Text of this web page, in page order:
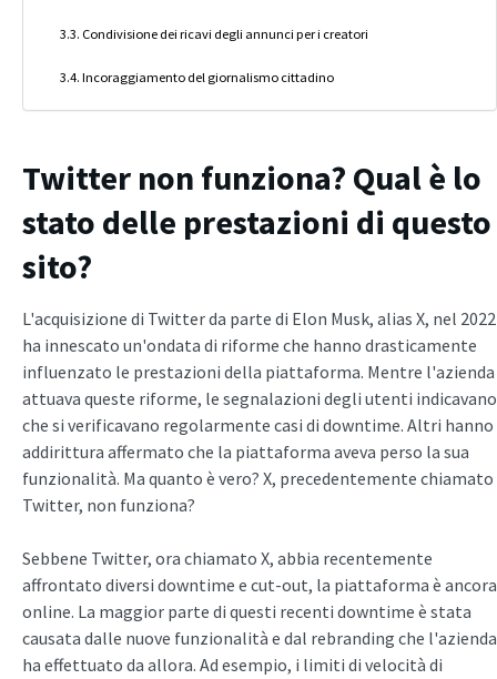
Condivisione dei ricavi degli annunci per i creatori
Incoraggiamento del giornalismo cittadino
Twitter non funziona? Qual è lo
stato delle prestazioni di questo
sito?
L'acquisizione di Twitter da parte di Elon Musk, alias X, nel 2022
ha innescato un'ondata di riforme che hanno drasticamente
influenzato le prestazioni della piattaforma. Mentre l'azienda
attuava queste riforme, le segnalazioni degli utenti indicavano
che si verificavano regolarmente casi di downtime. Altri hanno
addirittura affermato che la piattaforma aveva perso la sua
funzionalità. Ma quanto è vero? X, precedentemente chiamato
Twitter, non funziona?
Sebbene Twitter, ora chiamato X, abbia recentemente
affrontato diversi downtime e cut-out, la piattaforma è ancora
online. La maggior parte di questi recenti downtime è stata
causata dalle nuove funzionalità e dal rebranding che l'azienda
ha effettuato da allora. Ad esempio, i limiti di velocità di